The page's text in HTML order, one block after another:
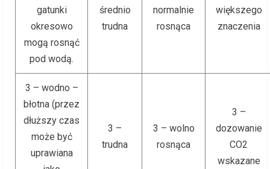
gatunki
okresowo
mogą rosnąć
pod wodą.
średnio
trudna
normalnie
rosnąca
większego
znaczenia
3 – wodno –
błotna (przez
dłuższy czas
może być
uprawiana
3 –
trudna
3 – wolno
rosnąca
3 –
dozowanie
CO2
wskazane